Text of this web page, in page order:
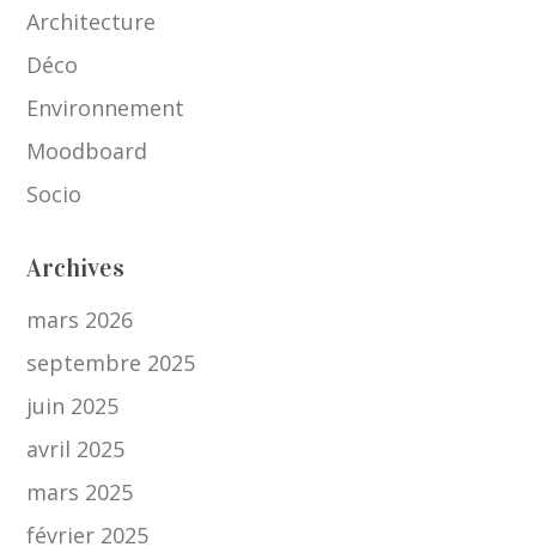
Architecture
Déco
Environnement
Moodboard
Socio
Archives
mars 2026
septembre 2025
juin 2025
avril 2025
mars 2025
février 2025